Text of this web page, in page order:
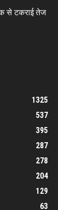
से टकराई तेज
1325
537
395
287
278
204
129
63